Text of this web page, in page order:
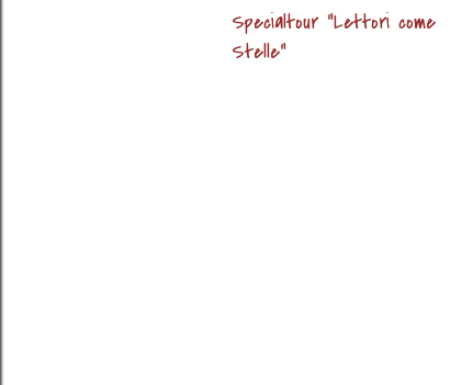
Specialtour "Lettori come
Stelle"